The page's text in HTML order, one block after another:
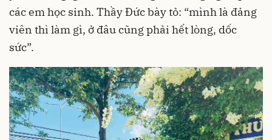
các em học sinh. Thầy Đức bày tỏ: “mình là đảng
viên thì làm gì, ở đâu cũng phải hết lòng, dốc
sức”.